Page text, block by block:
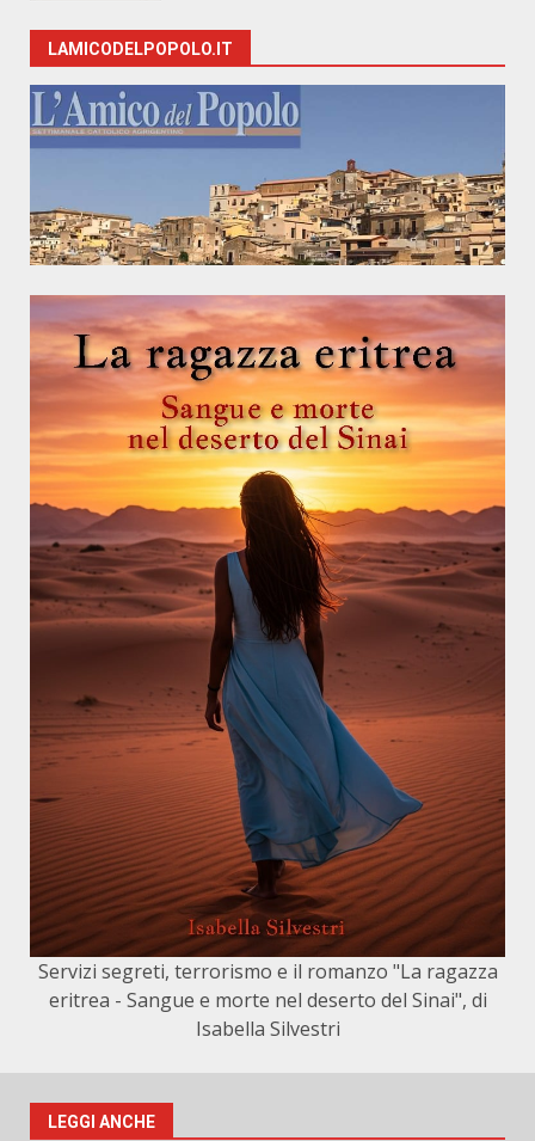
LAMICODELPOPOLO.IT
Servizi segreti, terrorismo e il romanzo "La ragazza
eritrea - Sangue e morte nel deserto del Sinai", di
Isabella Silvestri
LEGGI ANCHE